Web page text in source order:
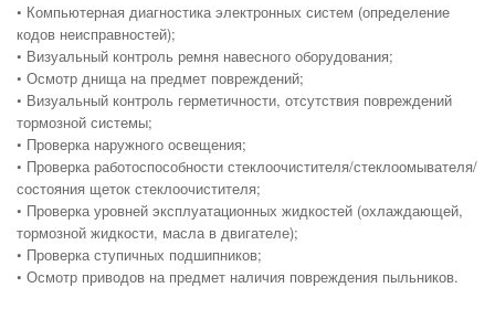
• Компьютерная диагностика электронных систем (определение
кодов неисправностей);
• Визуальный контроль ремня навесного оборудования;
• Осмотр днища на предмет повреждений;
• Визуальный контроль герметичности, отсутствия повреждений
тормозной системы;
• Проверка наружного освещения;
• Проверка работоспособности стеклоочистителя/стеклоомывателя/
состояния щеток стеклоочистителя;
• Проверка уровней эксплуатационных жидкостей (охлаждающей,
тормозной жидкости, масла в двигателе);
• Проверка ступичных подшипников;
• Осмотр приводов на предмет наличия повреждения пыльников.